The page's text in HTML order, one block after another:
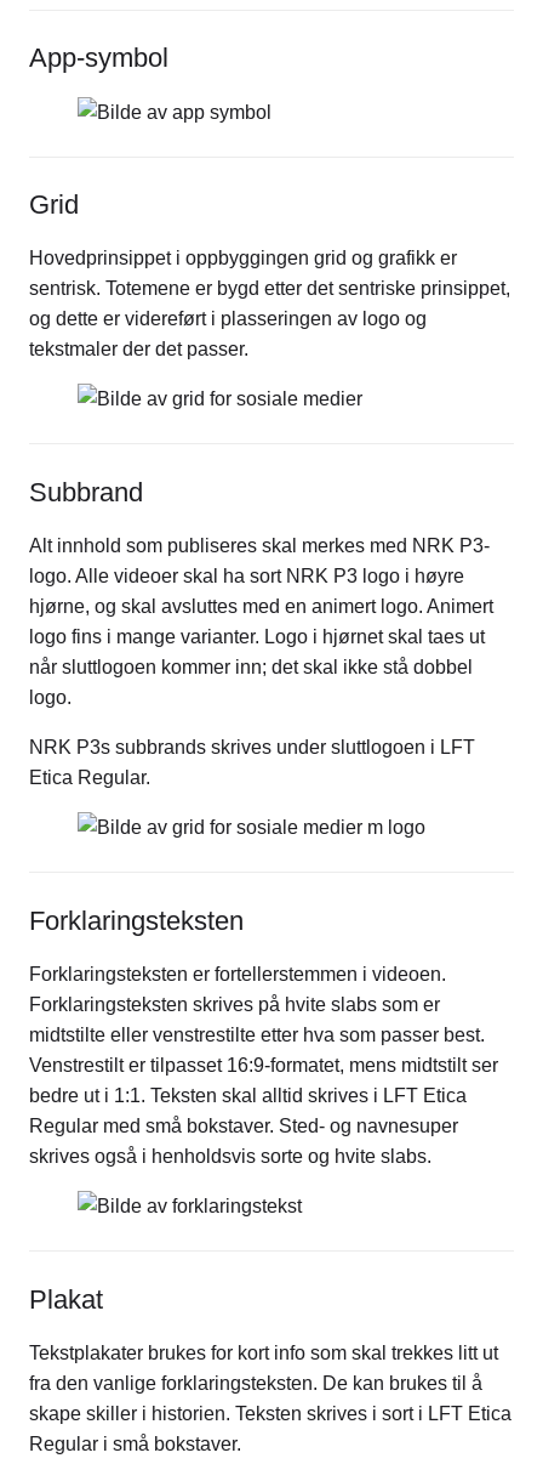
App-symbol
Grid
Hovedprinsippet i oppbyggingen grid og grafikk er
sentrisk. Totemene er bygd etter det sentriske prinsippet,
og dette er videreført i plasseringen av logo og
tekstmaler der det passer.
Subbrand
Alt innhold som publiseres skal merkes med NRK P3-
logo. Alle videoer skal ha sort NRK P3 logo i høyre
hjørne, og skal avsluttes med en animert logo. Animert
logo fins i mange varianter. Logo i hjørnet skal taes ut
når sluttlogoen kommer inn; det skal ikke stå dobbel
logo.
NRK P3s subbrands skrives under sluttlogoen i LFT
Etica Regular.
Forklaringsteksten
Forklaringsteksten er fortellerstemmen i videoen.
Forklaringsteksten skrives på hvite slabs som er
midtstilte eller venstrestilte etter hva som passer best.
Venstrestilt er tilpasset 16:9-formatet, mens midtstilt ser
bedre ut i 1:1. Teksten skal alltid skrives i LFT Etica
Regular med små bokstaver. Sted- og navnesuper
skrives også i henholdsvis sorte og hvite slabs.
Plakat
Tekstplakater brukes for kort info som skal trekkes litt ut
fra den vanlige forklaringsteksten. De kan brukes til å
skape skiller i historien. Teksten skrives i sort i LFT Etica
Regular i små bokstaver.